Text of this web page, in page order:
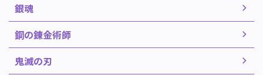
銀魂
鋼の錬金術師
鬼滅の刃